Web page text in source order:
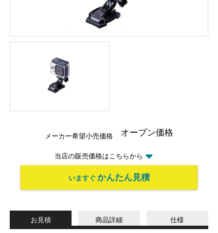
メーカー希望小売価格 オープン価格
当店の販売価格はこちらから
いますぐ かんたん見積
お見積 商品詳細 仕様